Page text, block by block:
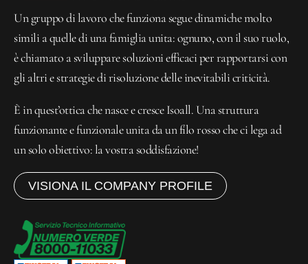
Un gruppo di lavoro che funziona segue dinamiche molto
simili a quelle di una famiglia unita: ognuno, con il suo ruolo,
è chiamato a sviluppare soluzioni efficaci per rapportarsi con
gli altri e strategie di risoluzione delle inevitabili criticità.
È in quest’ottica che nasce e cresce Isoall. Una struttura
funzionante e funzionale unita da un filo rosso che ci lega ad
un solo obiettivo: la vostra soddisfazione!
VISIONA IL COMPANY PROFILE